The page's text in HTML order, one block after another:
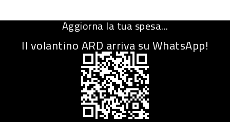
PERSONA
PUERICULTURA
Aggiorna la tua spesa...
Il volantino ARD arriva su WhatsApp!